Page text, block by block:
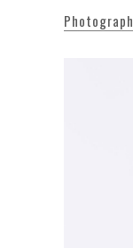
Photograph